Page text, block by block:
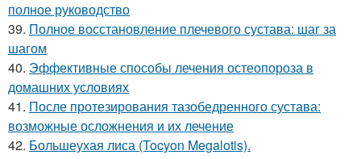
полное руководство
39. Полное восстановление плечевого сустава: шаг за
шагом
40. Эффективные способы лечения остеопороза в
домашних условиях
41. После протезирования тазобедренного сустава:
возможные осложнения и их лечение
42. Большеухая лиса (Tocyon Megalotis).